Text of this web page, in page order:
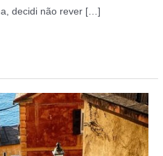
decidi não rever […]